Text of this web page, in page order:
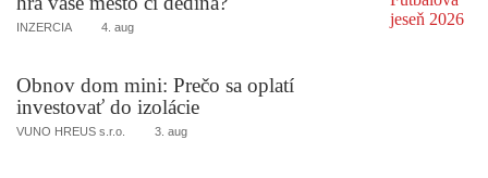
INZERCIA 4. aug
Obnov dom mini: Prečo sa oplatí
investovať do izolácie
VUNO HREUS s.r.o. 3. aug